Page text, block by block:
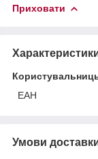
Приховати
ЕАН
Умови